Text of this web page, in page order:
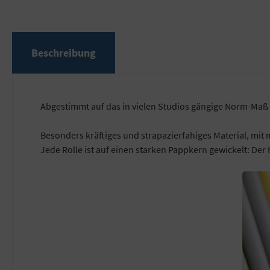
Beschreibung
Abgestimmt auf das in vielen Studios gängige Norm-
Besonders kräftiges und strapazierfahiges Material,
Jede Rolle ist auf einen starken Pappkern gewickelt: